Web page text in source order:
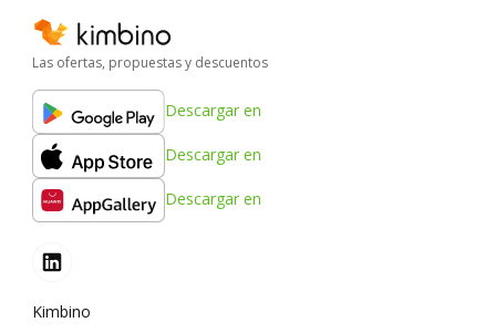
Las ofertas, propuestas y descuentos
Descargar en
Descargar en
Descargar en
Kimbino